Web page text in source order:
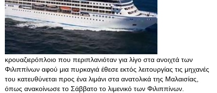
κρουαζιερόπλοιο που περιπλανιόταν για λίγο στα ανοιχτά των
Φιλιππίνων αφού μια πυρκαγιά έθεσε εκτός λειτουργίας τις μηχανές
του κατευθύνεται προς ένα λιμάνι στα ανατολικά της Μαλαισίας,
όπως ανακοίνωσε το Σάββατο το λιμενικό των Φιλιππίνων.